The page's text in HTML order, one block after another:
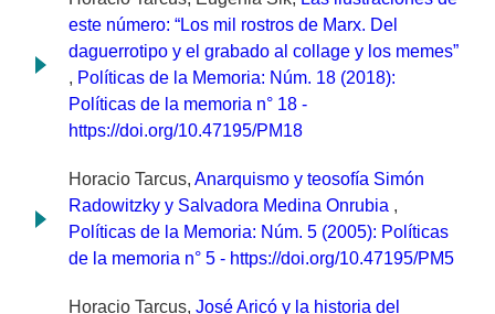
este número: “Los mil rostros de Marx. Del
daguerrotipo y el grabado al collage y los memes”
, Políticas de la Memoria: Núm. 18 (2018):
Políticas de la memoria n° 18 -
https://doi.org/10.47195/PM18
Horacio Tarcus, Anarquismo y teosofía Simón
Radowitzky y Salvadora Medina Onrubia ,
Políticas de la Memoria: Núm. 5 (2005): Políticas
de la memoria n° 5 - https://doi.org/10.47195/PM5
Horacio Tarcus, José Aricó y la historia del